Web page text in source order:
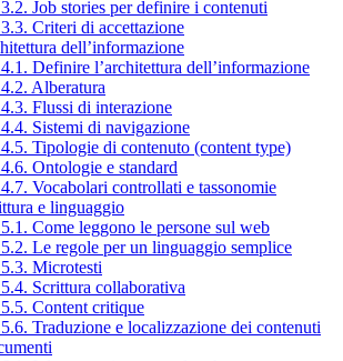
Job stories per definire i contenuti
Criteri di accettazione
dell’informazione
Definire l’architettura dell’informazione
Alberatura
Flussi di interazione
Sistemi di navigazione
Tipologie di contenuto (content type)
Ontologie e standard
Vocabolari controllati e tassonomie
e linguaggio
Come leggono le persone sul web
Le regole per un linguaggio semplice
Microtesti
Scrittura collaborativa
Content critique
Traduzione e localizzazione dei contenuti